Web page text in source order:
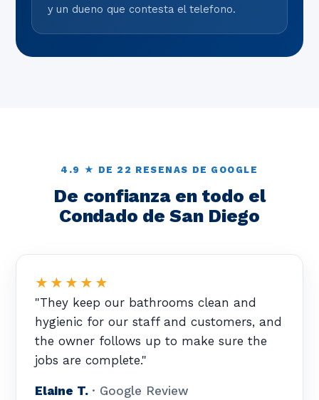
y un dueno que contesta el telefono.
4.9 ★ DE 22 RESENAS DE GOOGLE
De confianza en todo el
Condado de San Diego
★★★★★
"They keep our bathrooms clean and
hygienic for our staff and customers, and
the owner follows up to make sure the
jobs are complete."
Elaine T. · Google Review